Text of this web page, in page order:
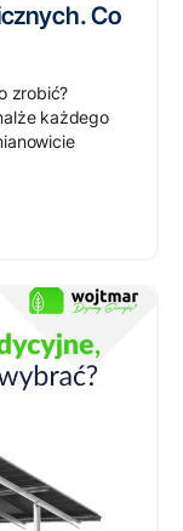
Co
zrobić?
każdego